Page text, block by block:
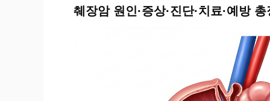
췌장암 원인·증상·진단·치료·예방